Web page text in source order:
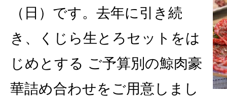
（日）です。去年に引き続
き、くじら生とろセットをは
じめとする ご予算別の鯨肉豪
華詰め合わせをご用意しまし